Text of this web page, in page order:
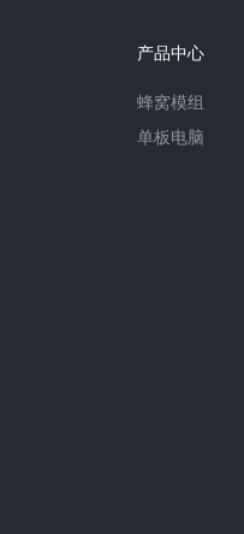
产品中心
蜂窝模组
单板电脑